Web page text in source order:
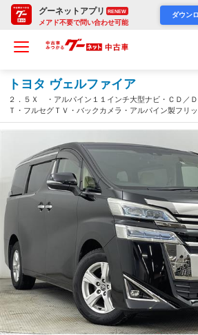
グーネットアプリ RENEW
メアド不要で問い合わせ可能
ダウン
トヨタ ヴェルファイア
２．５Ｘ ・アルパイン１１インチ大型ナビ・ＣＤ／Ｄ
Ｔ・フルセグＴＶ・バックカメラ・アルパイン製フリ
ニター・社外エンジンスターター・ウィンカーミラー
ドライト・ＬＥＤフォグライト（北海道）